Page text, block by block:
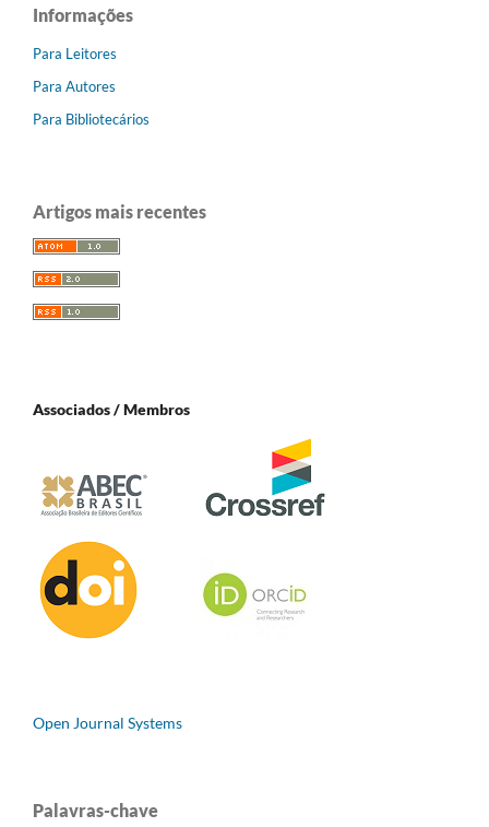
Informações
Para Leitores
Para Autores
Para Bibliotecários
Artigos mais recentes
Associados / Membros
Open Journal Systems
Palavras-chave